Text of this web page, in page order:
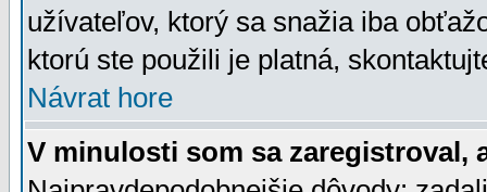
užívateľov, ktorý sa snažia iba
ktorú ste použili je platná,
Návrat hore
V minulosti som sa zaregistroval,